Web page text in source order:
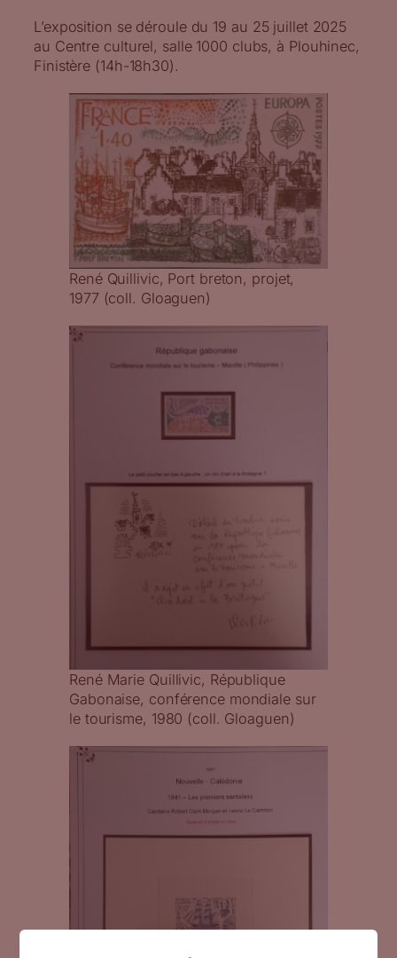
L’exposition se déroule du 19 au 25 juillet 2025
au Centre culturel, salle 1000 clubs, à Plouhinec,
Finistère (14h-18h30).
René Quillivic, Port breton, projet,
1977 (coll. Gloaguen)
René Marie Quillivic, République
Gabonaise, conférence mondiale sur
le tourisme, 1980 (coll. Gloaguen)